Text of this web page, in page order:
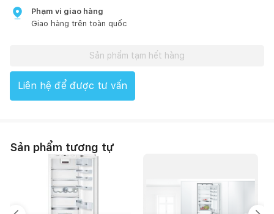
Phạm vi giao hàng
Giao hàng trên toàn quốc
Sản phẩm tạm hết hàng
Liên hệ để được tư vấn
Sản phẩm tương tự